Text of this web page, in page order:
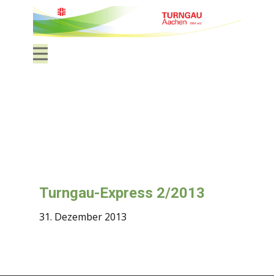
Turngau-Express 2/2013
31. Dezember 2013